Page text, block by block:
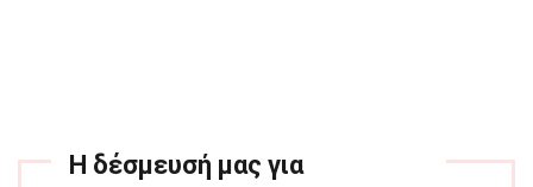
Η δέσμευσή μας για